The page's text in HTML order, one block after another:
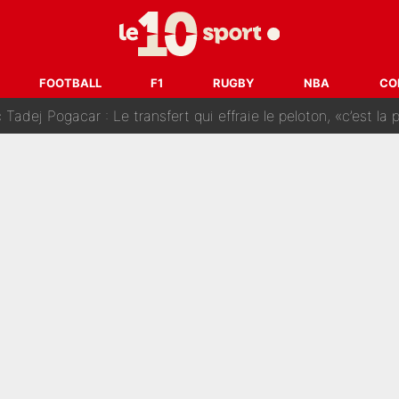
FOOTBALL F1 RUGBY NBA
: Les coulisses de la décision de Lucas Chevalier pour
sur CNews, un ancien journaliste de France Télévisions relance la
Tadej Pogacar : Le transfert qui effraie le peloton, «c’est la